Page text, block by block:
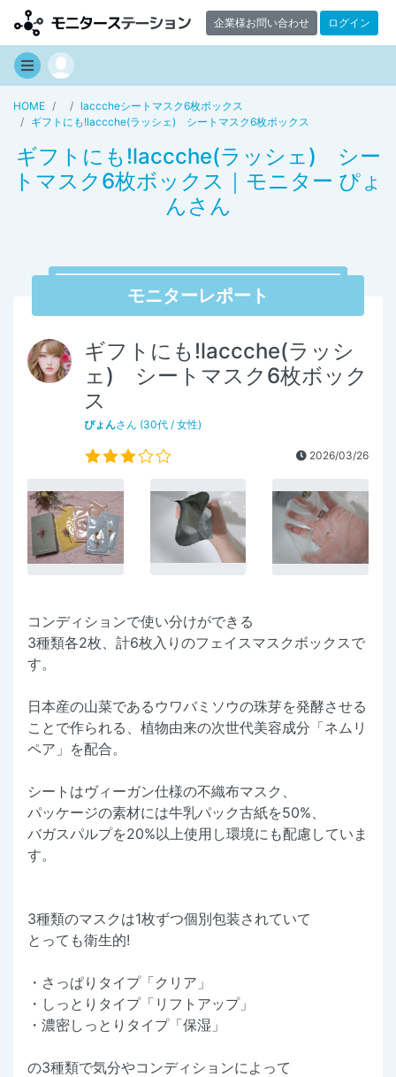
企業様お問い合わせ ログイン
HOME
lacccheシートマスク6枚ボックス
ギフトにも!laccche(ラッシェ) シートマスク6枚ボックス
ギフトにも!laccche(ラッシェ) シー
トマスク6枚ボックス｜モニター ぴょ
んさん
モニターレポート
ギフトにも!laccche(ラッシ
ェ) シートマスク6枚ボック
ス
ぴょんさん (30代 / 女性)
2026/03/26
コンディションで使い分けができる
3種類各2枚、計6枚入りのフェイスマスクボックスで
す。
日本産の山菜であるウワバミソウの珠芽を発酵させる
ことで作られる、植物由来の次世代美容成分「ネムリ
ペア」を配合。
シートはヴィーガン仕様の不織布マスク、
パッケージの素材には牛乳パック古紙を50%、
バガスパルプを20%以上使用し環境にも配慮していま
す。
3種類のマスクは1枚ずつ個別包装されていて
とっても衛生的!
・さっぱりタイプ「クリア」
・しっとりタイプ「リフトアップ」
・濃密しっとりタイプ「保湿」
の3種類で気分やコンディションによって